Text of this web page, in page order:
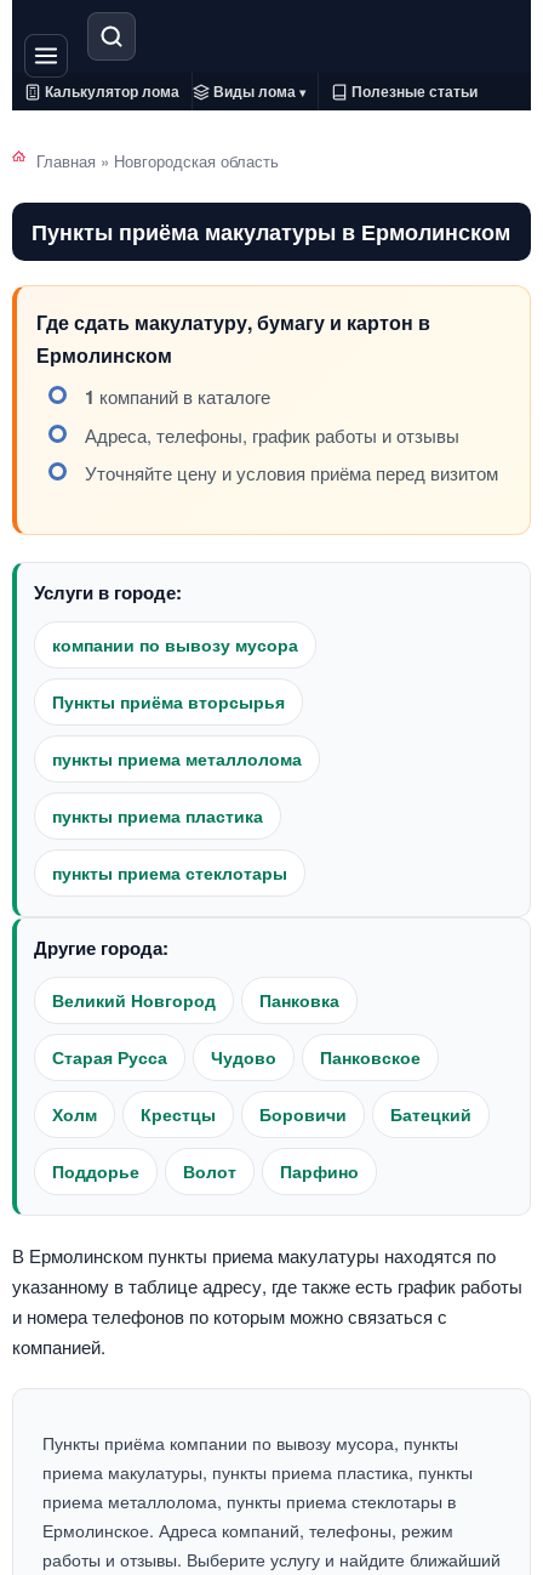
Калькулятор лома Виды лома ▾ Полезные статьи
Главная » Новгородская область
Пункты приёма макулатуры в Ермолинском
Где сдать макулатуру, бумагу и картон в
Ермолинском
1 компаний в каталоге
Адреса, телефоны, график работы и отзывы
Уточняйте цену и условия приёма перед визитом
Услуги в городе:
компании по вывозу мусора
Пункты приёма вторсырья
пункты приема металлолома
пункты приема пластика
пункты приема стеклотары
Другие города:
Великий Новгород Панковка
Старая Русса Чудово Панковское
Холм Крестцы Боровичи Батецкий
Поддорье Волот Парфино
В Ермолинском пункты приема макулатуры находятся по
указанному в таблице адресу, где также есть график работы
и номера телефонов по которым можно связаться с
компанией.
Пункты приёма компании по вывозу мусора, пункты
приема макулатуры, пункты приема пластика, пункты
приема металлолома, пункты приема стеклотары в
Ермолинское. Адреса компаний, телефоны, режим
работы и отзывы. Выберите услугу и найдите ближайший